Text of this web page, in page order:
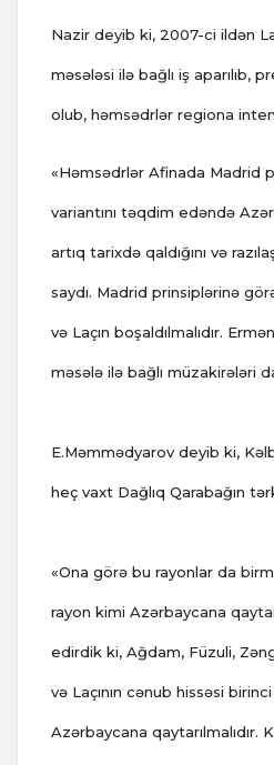
Nazir deyib ki, 2007-ci ildən
məsələsi ilə bağlı iş aparılıb,
olub, həmsədrlər regiona
«Həmsədrlər Afinada Madrid
variantını təqdim edəndə
artıq tarixdə qaldığını və
saydı. Madrid prinsiplərinə
və Laçın boşaldılmalıdır.
məsələ ilə bağlı müzakirələri
E.Məmmədyarov deyib ki,
heç vaxt Dağlıq Qarabağın
«Ona görə bu rayonlar da
rayon kimi Azərbaycana
edirdik ki, Ağdam, Füzuli,
və Laçının cənub hissəsi
Azərbaycana qaytarılmalıdır.